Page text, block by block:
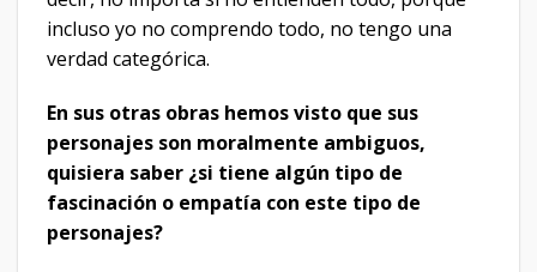
incluso yo no comprendo todo, no tengo una
verdad categórica.
En sus otras obras hemos visto que sus
personajes son moralmente ambiguos,
quisiera saber ¿si tiene algún tipo de
fascinación o empatía con este tipo de
personajes?